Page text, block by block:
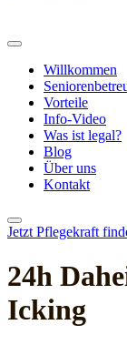
Willkommen
Vorteile
Info-Video
Was ist legal?
Blog
Über uns
Kontakt
Jetzt Pflegekraft
24h
Icking